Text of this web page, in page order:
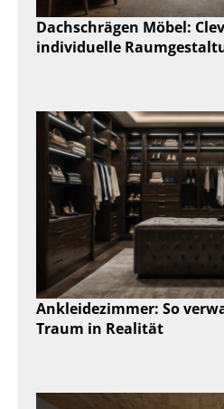
Dachschrägen Möbel:
individuelle
Ankleidezimmer: So
Traum in Realität